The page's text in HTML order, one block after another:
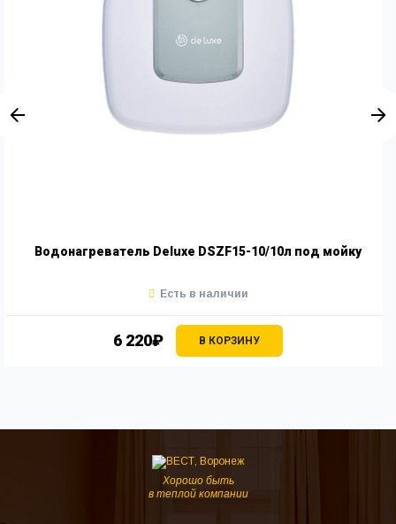
Водонагреватель Deluxe DSZF15-10/10л под мойку
6 220₽ В КОРЗИНУ
Есть в наличии
Хорошо быть
в теплой компании